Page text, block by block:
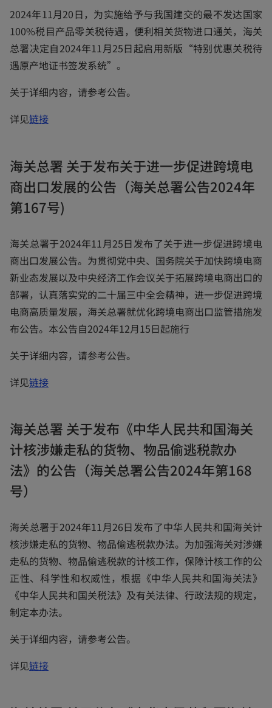
a
n
e
w
a
2024年11月20日，为实施给予与我国建交的最不发达国家
100%税目产品零关税待遇，便利相关货物进口通关，海关
总署决定自2024年11月25日起启用新版“特别优惠关税待
遇原产地证书签发系统”。
关于详细内容，请参考公告。
详见链接o
n
s
i
a
n
e
w
t
a
海关总署 关于发布关于进一步促进跨境电
商出口发展的公告（海关总署公告2024年
第167号)
海关总署于2024年11月25日发布了关于进一步促进跨境电
商出口发展公告。为贯彻党中央、国务院关于加快跨境电商
新业态发展以及中央经济工作会议关于拓展跨境电商出口的
部署，认真落实党的二十届三中全会精神，进一步促进跨境
电商高质量发展，海关总署就优化跨境电商出口监管措施发
布公告。本公告自2024年12月15日起施行
关于详细内容，请参考公告。
详见链接o
n
s
i
e
w
t
a
b
海关总署 关于发布《中华人民共和国海关
计核涉嫌走私的货物、物品偷逃税款办
法》的公告（海关总署公告2024年第168
号）
海关总署于2024年11月26日发布了中华人民共和国海关计
核涉嫌走私的货物、物品偷逃税款办法。为加强海关对涉嫌
走私的货物、物品偷逃税款的计核工作，保障计核工作的公
正性、科学性和权威性，根据《中华人民共和国海关法》
《中华人民共和国关税法》及有关法律、行政法规的规定，
制定本办法。
关于详细内容，请参考公告。
详见链接o